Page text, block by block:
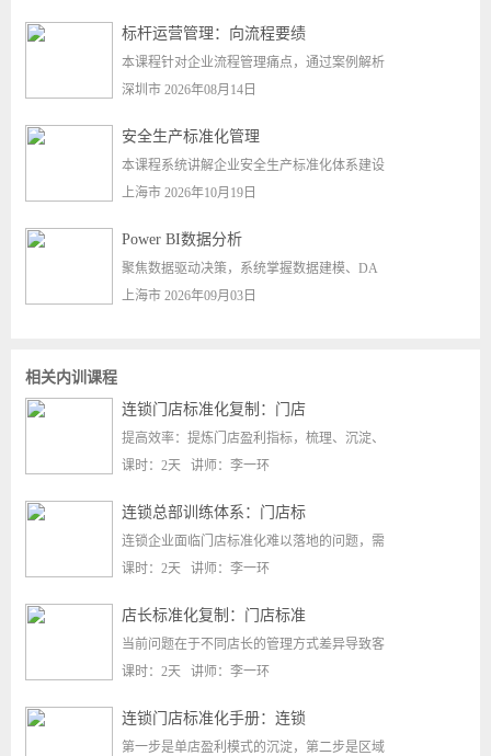
标杆运营管理：向流程要绩
本课程针对企业流程管理痛点，通过案例解析
深圳市 2026年08月14日
安全生产标准化管理
本课程系统讲解企业安全生产标准化体系建设
上海市 2026年10月19日
Power BI数据分析
聚焦数据驱动决策，系统掌握数据建模、DA
上海市 2026年09月03日
相关内训课程
连锁门店标准化复制：门店
提高效率：提炼门店盈利指标，梳理、沉淀、
课时：2天 讲师：李一环
连锁总部训练体系：门店标
连锁企业面临门店标准化难以落地的问题，需
课时：2天 讲师：李一环
店长标准化复制：门店标准
当前问题在于不同店长的管理方式差异导致客
课时：2天 讲师：李一环
连锁门店标准化手册：连锁
第一步是单店盈利模式的沉淀，第二步是区域